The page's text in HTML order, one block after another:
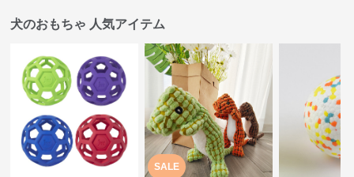
犬のおもちゃ 人気アイテム
SALE